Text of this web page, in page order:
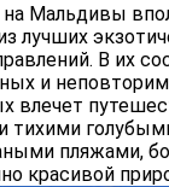
Мальдивы
лучших
В их
и
влечет
тихими
пляжами,
красивой